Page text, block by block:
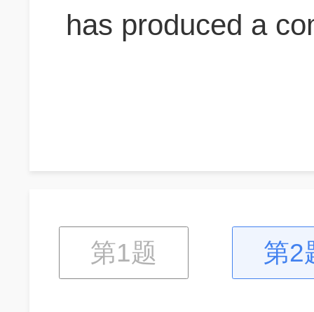
has produced a
and nutrition. The
percentile
第1题 第2